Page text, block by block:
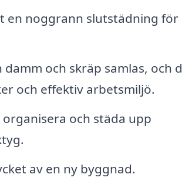
en noggrann slutstädning för
och skräp samlas, och
och effektiv arbetsmiljö.
och städa upp
av en ny byggnad.